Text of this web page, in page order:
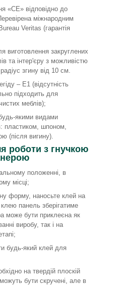
«CE» відповідно до
міжнародним
Veritas (гарантія
виготовлення закруглених
та інтер'єру з можливістю
згину від 10 см.
– Е1 (відсутність
підходить для
меблів);
якими видами
пластиком, шпоном,
(після вигину).
роботи з гнучкою
положенні, в
місці;
форму, наносьте клей на
панель зберігатиме
може бути приклеєна як
виробу, так і на
будь-який клей для
на твердій плоскій
бути скручені, але в